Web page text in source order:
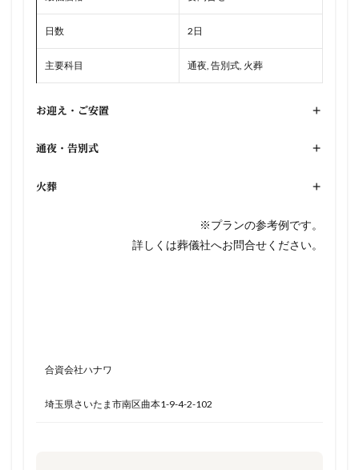
日数 2日
主要科目 通夜, 告別式, 火葬
お迎え・ご安置 +
通夜・告別式 +
火葬 +
※プランの参考例です。
詳しくは葬儀社へお問合せください。
合資会社ハナワ
埼玉県さいたま市南区曲本1-9-4-2-102